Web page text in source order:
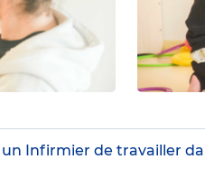
Infirmier de travailler